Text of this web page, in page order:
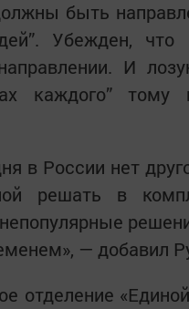
быть
Убежден, что
И
каждого” тому
в России нет
решать в
— добавил
отделение